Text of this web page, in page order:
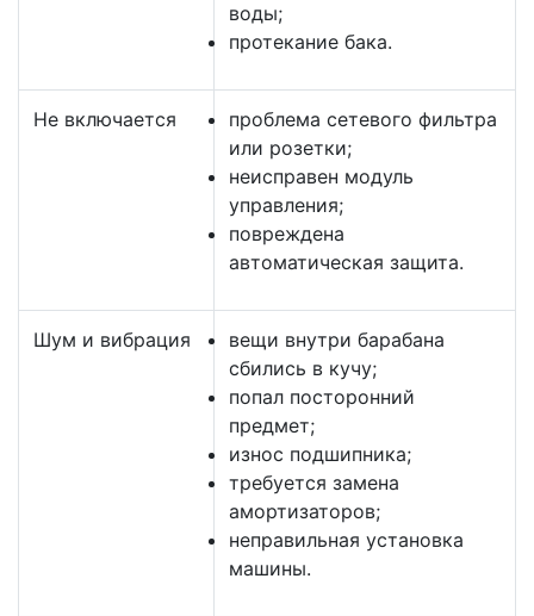
воды;
протекание бака.
Не включается
проблема сетевого фильтра
или розетки;
неисправен модуль
управления;
повреждена
автоматическая защита.
Шум и вибрация
вещи внутри барабана
сбились в кучу;
попал посторонний
предмет;
износ подшипника;
требуется замена
амортизаторов;
неправильная установка
машины.